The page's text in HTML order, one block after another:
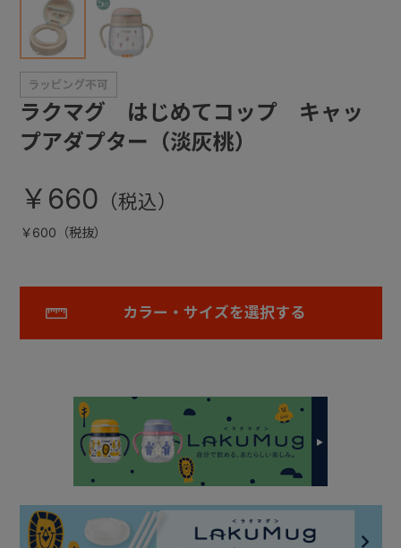
ラクマグ はじめてコップ キャッ
プアダプター（淡灰桃）
￥660
￥600（税抜）
カラー・サイズを選択する